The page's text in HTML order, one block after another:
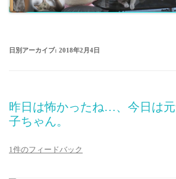
日別アーカイブ: 2018年2月4日
昨日は怖かったね…、今日は
子ちゃん。
1件のフィードバック